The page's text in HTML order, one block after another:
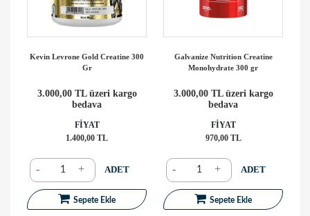
Kevin Levrone Gold Creatine 300
Gr
3.000,00 TL üzeri kargo
bedava
FİYAT
1.400,00 TL
- + ADET
Sepete Ekle
Galvanize Nutrition Creatine
Monohydrate 300 gr
3.000,00 TL üzeri kargo
bedava
FİYAT
970,00 TL
- + ADET
Sepete Ekle